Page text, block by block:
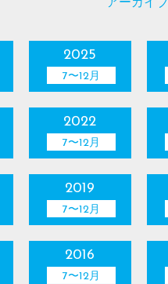
アーカイブ
2025
7〜12月
2022
7〜12月
2019
7〜12月
2016
7〜12月